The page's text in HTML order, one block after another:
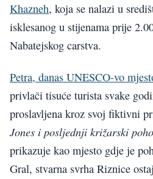
Khazneh, koja se nalazi u
isklesanog u stijenama prije
Nabatejskog carstva.
Petra, danas UNESCO-vo
privlači tisuće turista svake
proslavljena kroz svoj fiktivni
Jones i posljednji križarski
prikazuje kao mjesto gdje je
Gral, stvarna svrha Riznice